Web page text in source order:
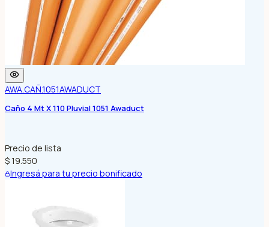
AWA.CAÑ.1051AWADUCT
Caño 4 Mt X 110 Pluvial 1051 Awaduct
Precio de lista
$ 19.550
Ingresá para tu precio bonificado